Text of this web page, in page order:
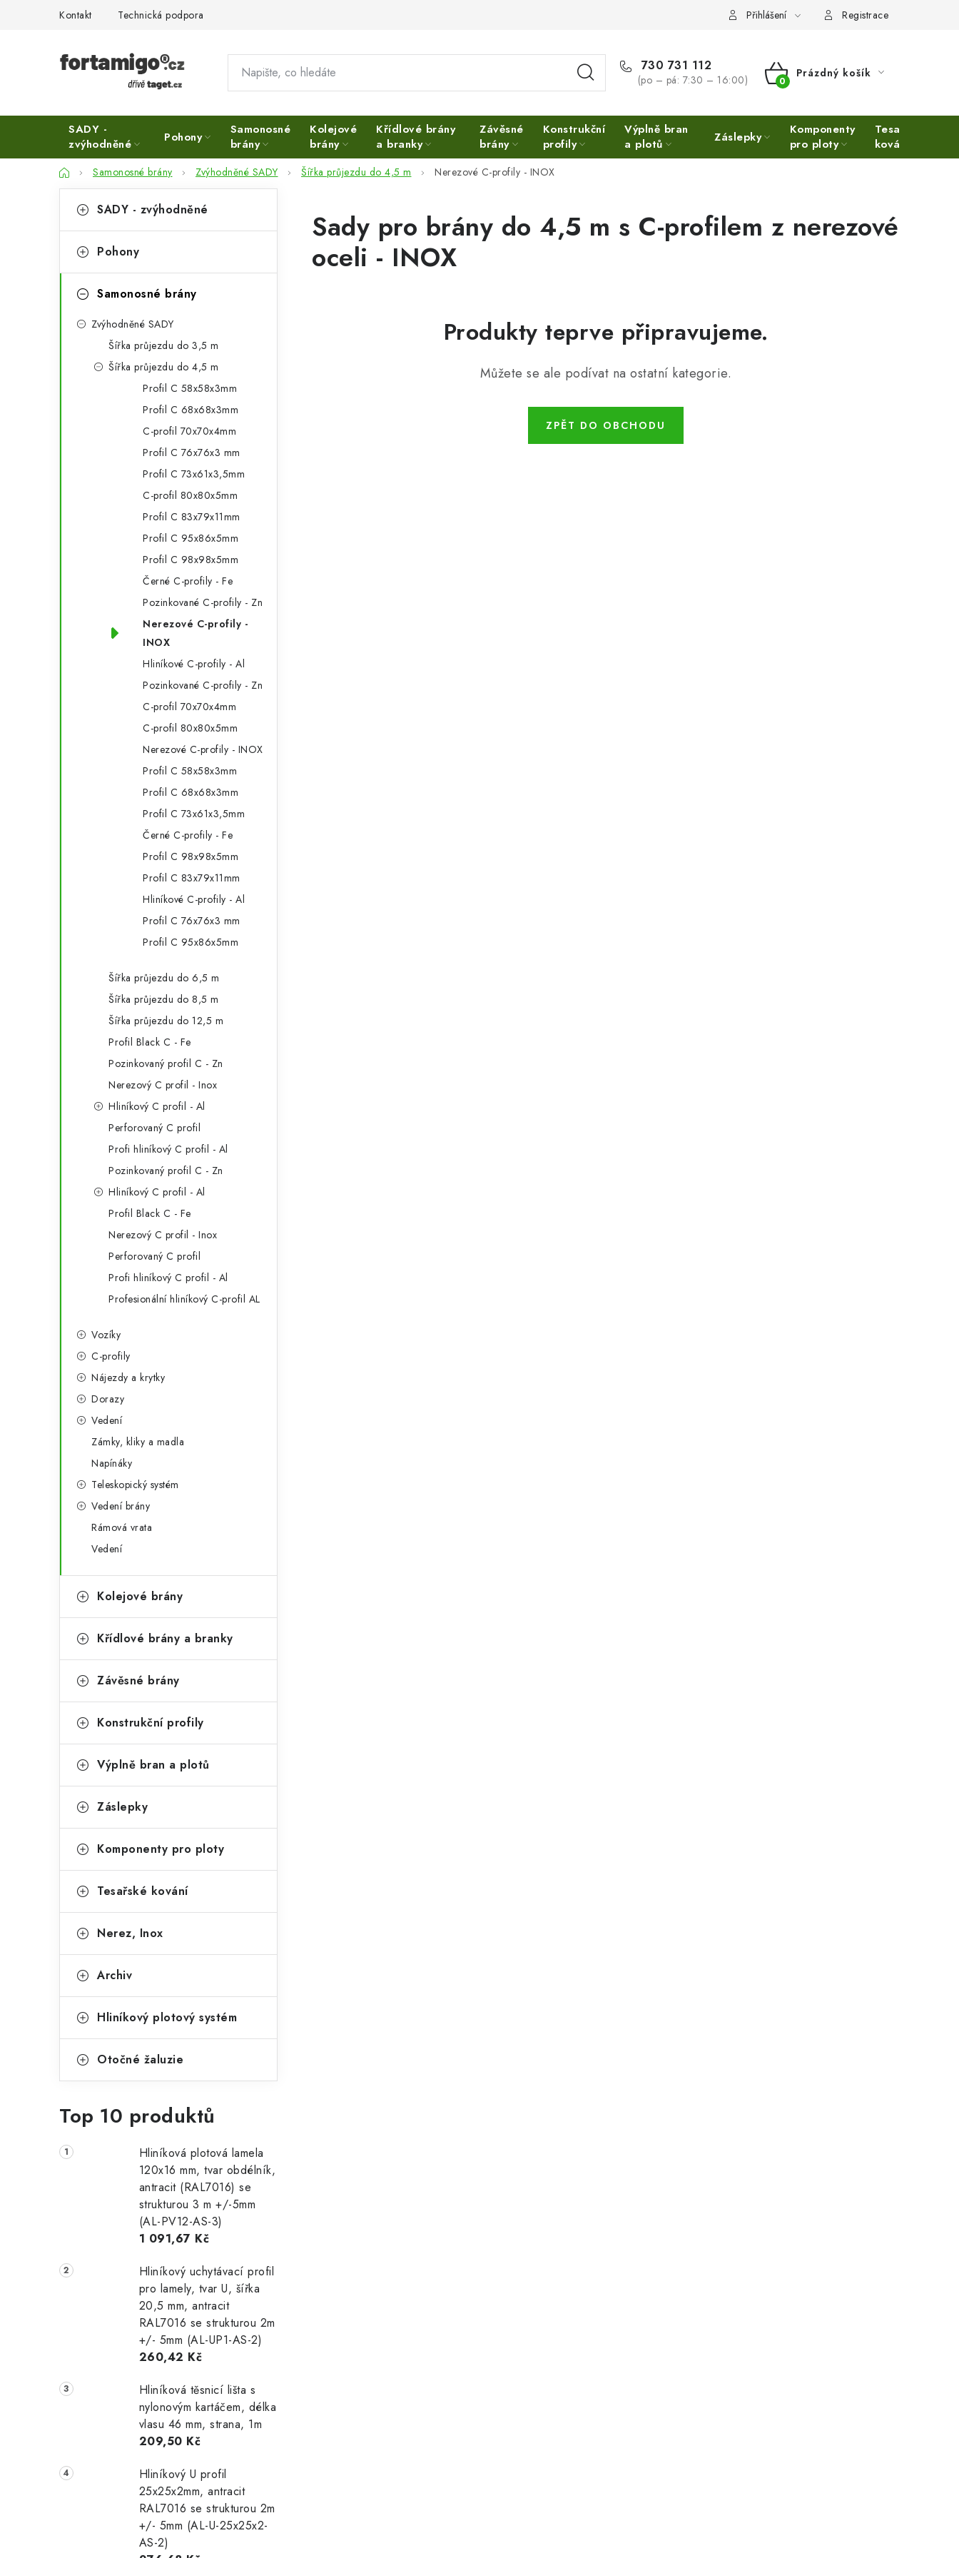
Kontakt Technická podpora Přihlášení Registrace
730 731 112
(po – pá: 7:30 – 16:00)
NÁKUPNÍ
KOŠÍK
Prázdný košík
SADY -
zvýhodněné
Pohony
Samonosné
brány
Kolejové
brány
Křídlové brány
a branky
Závěsné
brány
Konstrukční
profily
Výplně bran
a plotů
Záslepky
Komponenty
pro ploty
Tesařské
kování
DomůSamonosné brány Zvýhodněné SADY Šířka průjezdu do 4,5 m Nerezové C-profily - INOX
o
t
kategorie
a
e
SADY - zvýhodněné
Pohony
Samonosné brány
Zvýhodněné SADY
Šířka průjezdu do 3,5 m
Šířka průjezdu do 4,5 m
Profil C 58x58x3mm
Profil C 68x68x3mm
C-profil 70x70x4mm
Profil C 76x76x3 mm
Profil C 73x61x3,5mm
C-profil 80x80x5mm
Profil C 83x79x11mm
Profil C 95x86x5mm
Profil C 98x98x5mm
Černé C-profily - Fe
Pozinkované C-profily - Zn
Nerezové C-profily -
INOX
Hliníkové C-profily - Al
Pozinkované C-profily - Zn
C-profil 70x70x4mm
C-profil 80x80x5mm
Nerezové C-profily - INOX
Profil C 58x58x3mm
Profil C 68x68x3mm
Profil C 73x61x3,5mm
Černé C-profily - Fe
Profil C 98x98x5mm
Profil C 83x79x11mm
Hliníkové C-profily - Al
Profil C 76x76x3 mm
Profil C 95x86x5mm
Šířka průjezdu do 6,5 m
Šířka průjezdu do 8,5 m
Šířka průjezdu do 12,5 m
Profil Black C - Fe
Pozinkovaný profil C - Zn
Nerezový C profil - Inox
Hliníkový C profil - Al
Perforovaný C profil
Profi hliníkový C profil - Al
Pozinkovaný profil C - Zn
Hliníkový C profil - Al
Profil Black C - Fe
Nerezový C profil - Inox
Perforovaný C profil
Profi hliníkový C profil - Al
Profesionální hliníkový C-profil AL
Vozíky
C-profily
Nájezdy a krytky
Dorazy
Vedení
Zámky, kliky a madla
Napínáky
Teleskopický systém
Vedení brány
Rámová vrata
Vedení
Kolejové brány
Křídlové brány a branky
Závěsné brány
Konstrukční profily
Výplně bran a plotů
Záslepky
Komponenty pro ploty
Tesařské kování
Nerez, Inox
Archiv
Hliníkový plotový systém
Otočné žaluzie
Top 10 produktů
Hliníková plotová lamela
120x16 mm, tvar obdélník,
antracit (RAL7016) se
strukturou 3 m +/-5mm
(AL-PV12-AS-3)
1 091,67 Kč
Hliníkový uchytávací profil
pro lamely, tvar U, šířka
20,5 mm, antracit
RAL7016 se strukturou 2m
+/- 5mm (AL-UP1-AS-2)
260,42 Kč
Hliníková těsnicí lišta s
nylonovým kartáčem, délka
vlasu 46 mm, strana, 1m
209,50 Kč
Hliníkový U profil
25x25x2mm, antracit
RAL7016 se strukturou 2m
+/- 5mm (AL-U-25x25x2-
AS-2)
Sady pro brány do 4,5 m s C-profilem z nerezové
oceli - INOX
Produkty teprve připravujeme.
Můžete se ale podívat na ostatní kategorie.
ZPĚT DO OBCHODU